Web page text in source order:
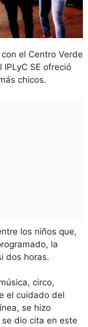
el Centro Verde
SE ofreció
chicos.
los niños que,
la
dos horas.
circo,
el cuidado del
se hizo
dio cita en este